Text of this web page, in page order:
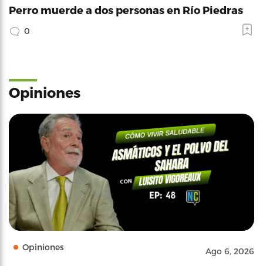
Perro muerde a dos personas en Río Piedras
0
Opiniones
Opiniones Ago 6, 2026